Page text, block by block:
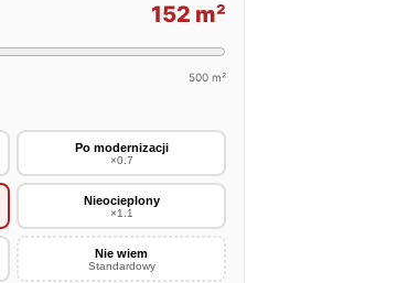
152 m²
500 m²
Po modernizacji
×0.7
Nieocieplony
×1.1
Nie wiem
Standardowy